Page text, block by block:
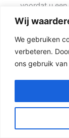
Wij
We gebruiken
verbeteren.
ons gebruik van
voordat u
helpt klanten
Een goede
Wilt u vooral
meestal de
mee zoals
grondsoort,